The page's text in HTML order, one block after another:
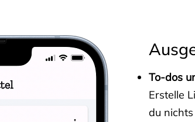
To-dos
Erstelle
du